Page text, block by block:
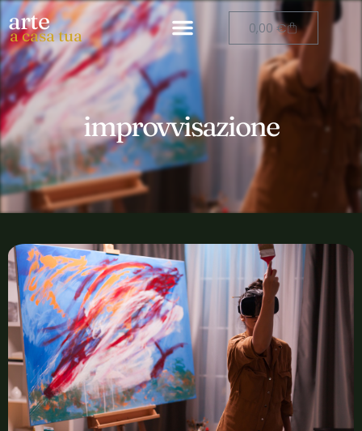
arte
a casa tua 0,00€
improvvisazione